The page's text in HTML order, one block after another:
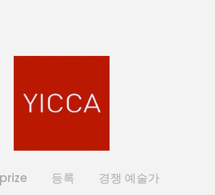
등록 경쟁 예술가